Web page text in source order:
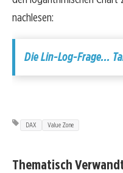
nachlesen:
Die Lin-Log-Frage…
DAX Value Zone
Thematisch